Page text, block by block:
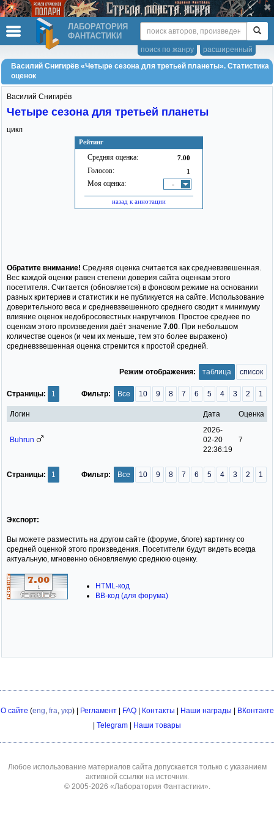
ЛАБОРАТОРИЯ
ФАНТАСТИКИ
расширенный
поиск по жанру
Василий Снигирёв «Четыре сезона для третьей планеты». Статистика
оценок
Рейтинг
Средняя оценка: 7.00
Голосов: 1
Моя оценка: -
назад к аннотации
Василий Снигирёв
Четыре сезона для третьей планеты
цикл
Обратите внимание! Средняя оценка считается как средневзвешенная.
Вес каждой оценки равен степени доверия сайта оценкам этого
посетителя. Считается (обновляется) в фоновом режиме на основании
разных критериев и статистик и не публикуется на сайте. Использование
доверительного веса и средневзвешенного среднего сводит к минимуму
влияние оценок недобросовестных накрутчиков. Простое среднее по
оценкам этого произведения даёт значение 7.00 . При небольшом
количестве оценок (и чем их меньше, тем это более выражено)
средневзвешенная оценка стремится к простой средней.
Режим отображения: таблица список
Все 10 9 8 7 6 5 4 3 2 1
Фильтр:
Страницы: 1
Логин Дата Оценка
Buhrun
2026-
02-20
22:36:19
7
Все 10 9 8 7 6 5 4 3 2 1
Фильтр:
Страницы: 1
Экспорт:
Вы можете разместить на другом сайте (форуме, блоге) картинку со
средней оценкой этого произведения. Посетители будут видеть всегда
актуальную, мгновенно обновляемую среднюю оценку.
HTML-код
BB-код (для форума)
О сайте (eng fra укр) | Регламент| FAQ| Контакты | Наши награды | ВКонтакте
| Telegram | Наши товары
Любое использование материалов сайта допускается только с указанием
активной ссылки на источник.
© 2005-2026 «Лаборатория Фантастики»